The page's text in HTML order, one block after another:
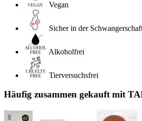
Vegan
Sicher in der
Alkoholfrei
Tierversuchsfrei
Häufig zusammen gekauft mit